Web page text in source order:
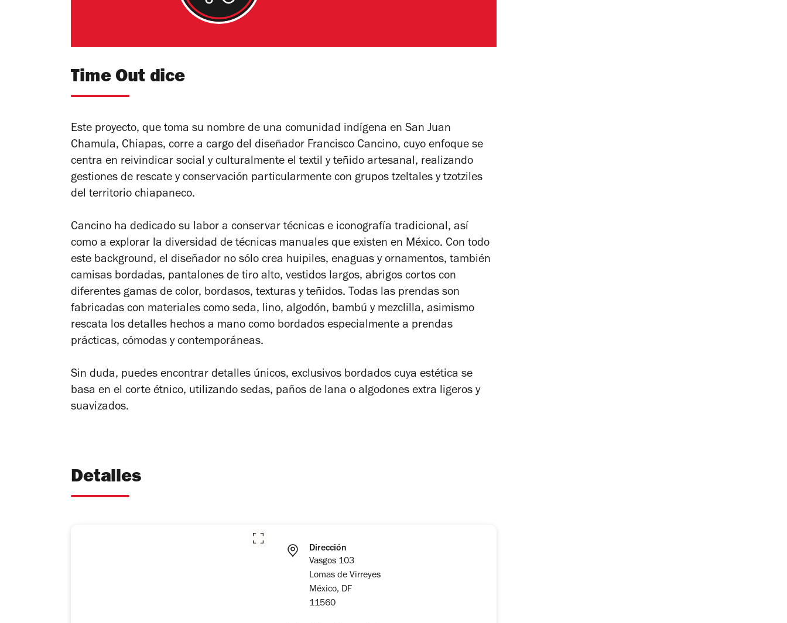
Time Out dice
Este proyecto, que toma su nombre de una comunidad indígena en San Juan
Chamula, Chiapas, corre a cargo del diseñador Francisco Cancino, cuyo enfoque se
centra en reivindicar social y culturalmente el textil y teñido artesanal, realizando
gestiones de rescate y conservación particularmente con grupos tzeltales y tzotziles
del territorio chiapaneco.
Cancino ha dedicado su labor a conservar técnicas e iconografía tradicional, así
como a explorar la diversidad de técnicas manuales que existen en México. Con todo
este background, el diseñador no sólo crea huipiles, enaguas y ornamentos, también
camisas bordadas, pantalones de tiro alto, vestidos largos, abrigos cortos con
diferentes gamas de color, bordasos, texturas y teñidos. Todas las prendas son
fabricadas con materiales como seda, lino, algodón, bambú y mezclilla, asimismo
rescata los detalles hechos a mano como bordados especialmente a prendas
prácticas, cómodas y contemporáneas.
Sin duda, puedes encontrar detalles únicos, exclusivos bordados cuya estética se
basa en el corte étnico, utilizando sedas, paños de lana o algodones extra ligeros y
suavizados.
Detalles
Dirección
Vasgos 103
Lomas de Virreyes
México, DF
11560